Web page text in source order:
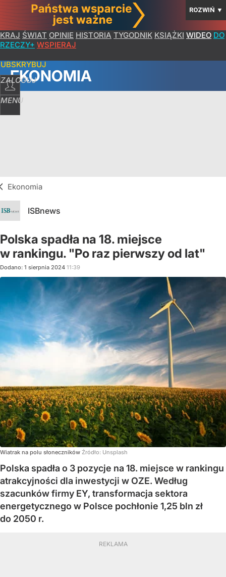
ROZWIŃ ▼
KRAJ ŚWIAT OPINIE HISTORIA TYGODNIK KSIĄŻKI WIDEO DO
RZECZY+ WSPIERAJ
ZALOGUJ
MENU
EKONOMIA
Ekonomia
ISBnews
Polska spadła na 18. miejsce
w rankingu. "Po raz pierwszy od lat"
Dodano: 1 sierpnia 2024 11:39
Wiatrak na polu słoneczników Źródło: Unsplash
Polska spadła o 3 pozycje na 18. miejsce w rankingu
atrakcyjności dla inwestycji w OZE. Według
szacunków firmy EY, transformacja sektora
energetycznego w Polsce pochłonie 1,25 bln zł
do 2050 r.